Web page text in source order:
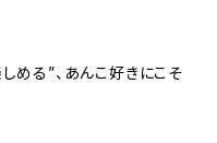
める”、あんこ好きにこそ